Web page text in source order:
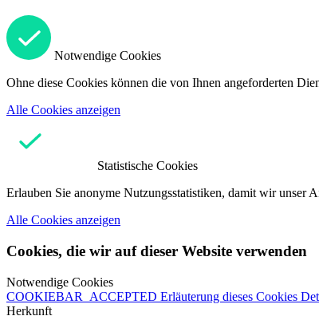
Notwendige Cookies
Ohne diese Cookies können die von Ihnen angeforderten
Alle Cookies anzeigen
Statistische Cookies
Erlauben Sie anonyme Nutzungsstatistiken, damit wir unser
Alle Cookies anzeigen
Cookies, die wir auf dieser Website verwenden
Notwendige Cookies
COOKIEBAR_ACCEPTED Erläuterung dieses Cookies
Herkunft